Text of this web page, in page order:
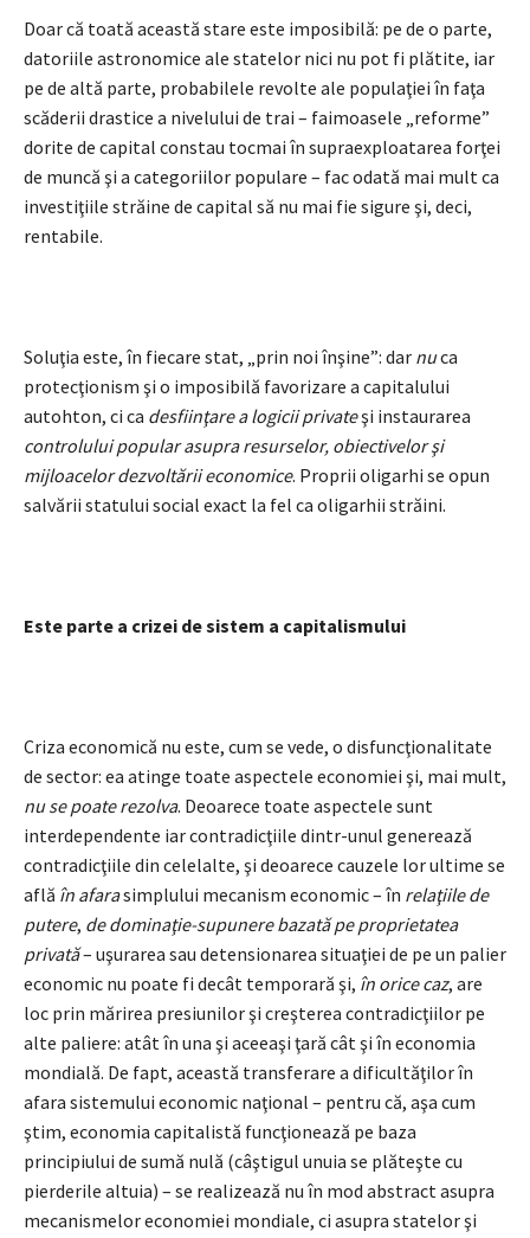
Doar că toată această stare este imposibilă: pe de o parte,
datoriile astronomice ale statelor nici nu pot fi plătite, iar
pe de altă parte, probabilele revolte ale populaţiei în faţa
scăderii drastice a nivelului de trai – faimoasele „reforme”
dorite de capital constau tocmai în supraexploatarea forţei
de muncă şi a categoriilor populare – fac odată mai mult ca
investiţiile străine de capital să nu mai fie sigure şi, deci,
rentabile.
Soluţia este, în fiecare stat, „prin noi înşine”: dar nuca
protecţionism şi o imposibilă favorizare a capitalului
autohton, ci ca desfiinţare a logicii privateşi instaurarea
controlului popular asupra resurselor, obiectivelor şi
mijloacelor dezvoltării economice. Proprii oligarhi se opun
salvării statului social exact la fel ca oligarhii străini.
Este parte a crizei de sistem a capitalismului
Criza economică nu este, cum se vede, o disfuncţionalitate
de sector: ea atinge toate aspectele economiei şi, mai mult,
nu se poate rezolva. Deoarece toate aspectele sunt
interdependente iar contradicţiile dintr-unul generează
contradicţiile din celelalte, şi deoarece cauzele lor ultime se
află în afarasimplului mecanism economic – în relaţiile de
putere, de dominaţie-supunere bazată pe proprietatea
privată– uşurarea sau detensionarea situaţiei de pe un palier
economic nu poate fi decât temporară şi, în orice caz, are
loc prin mărirea presiunilor şi creşterea contradicţiilor pe
alte paliere: atât în una şi aceeaşi ţară cât şi în economia
mondială. De fapt, această transferare a dificultăţilor în
afara sistemului economic naţional – pentru că, aşa cum
ştim, economia capitalistă funcţionează pe baza
principiului de sumă nulă (câştigul unuia se plăteşte cu
pierderile altuia) – se realizează nu în mod abstract asupra
mecanismelor economiei mondiale, ci asupra statelor şi